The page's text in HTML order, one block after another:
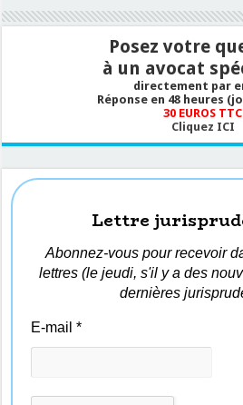
Posez votre
à un avocat
directement par
Réponse en 48 heures
30 EUROS TTC
Cliquez ICI
Lettre
Abonnez-vous pour recevoir
lettres (le jeudi, s'il y a des
dernières
E-mail*